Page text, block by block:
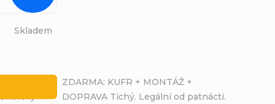
Skladem
ZDARMA: KUFR + MONTÁŽ +
DOPRAVA Tichý. Legální od patnácti.